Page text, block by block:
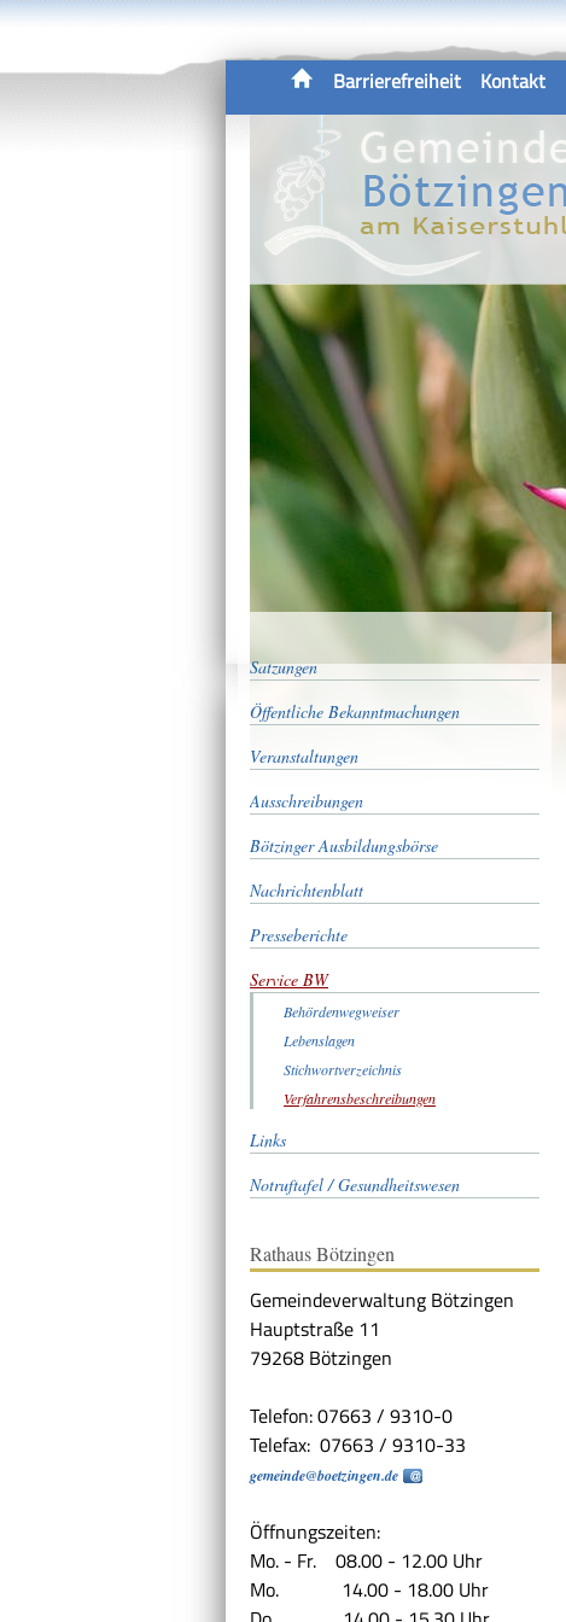
Barrierefreiheit Kontakt
Satzungen
Öffentliche Bekanntmachungen
Veranstaltungen
Ausschreibungen
Bötzinger Ausbildungsbörse
Nachrichtenblatt
Presseberichte
Service BW
Behördenwegweiser
Lebenslagen
Stichwortverzeichnis
Verfahrensbeschreibungen
Links
Notruftafel / Gesundheitswesen
Rathaus Bötzingen
Gemeindeverwaltung Bötzingen
Hauptstraße 11
79268 Bötzingen
Telefon: 07663 / 9310-0
Telefax: 07663 / 9310-33
gemeinde@boetzingen.de
Öffnungszeiten:
Mo. - Fr. 08.00 - 12.00 Uhr
Mo. 14.00 - 18.00 Uhr